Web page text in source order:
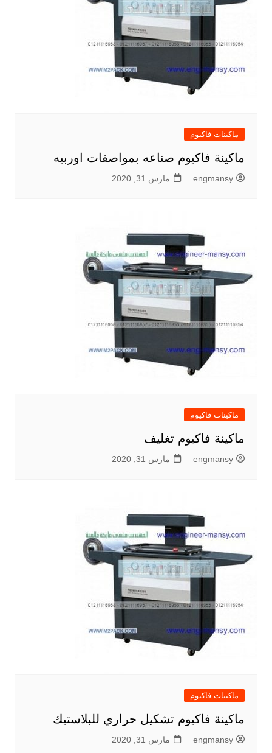
ماكينات فاكيوم
ماكينة فاكيوم صناعه بمواصفات اوربيه
engmansy مارس 31, 2020
ماكينات فاكيوم
ماكينة فاكيوم تغليف
engmansy مارس 31, 2020
ماكينات فاكيوم
ماكينة فاكيوم تشكيل حراري للبلاستيك
engmansy مارس 31, 2020